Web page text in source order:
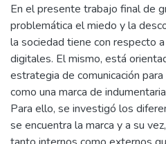
En el presente trabajo final de
problemática el miedo y la
la sociedad tiene con respecto
digitales. El mismo, está
estrategia de comunicación
como una marca de
Para ello, se investigó los
se encuentra la marca y a su